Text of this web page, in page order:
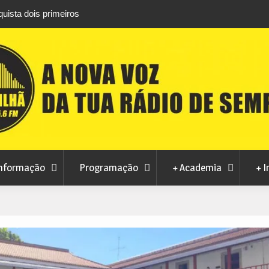
primeiros
conquistam três títulos europeus de Brazilian
Programação + Academia +